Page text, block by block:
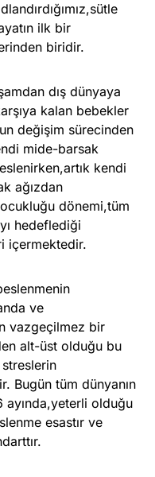
ilk bir
biridir.
dış dünyaya
kalan bebekler
değişim sürecinden
mide-barsak
kendi
ağızdan
dönemi,tüm
hedeflediği
içermektedir.
ve
vazgeçilmez bir
alt-üst olduğu bu
Bugün tüm dünyanın
olduğu
esastır ve